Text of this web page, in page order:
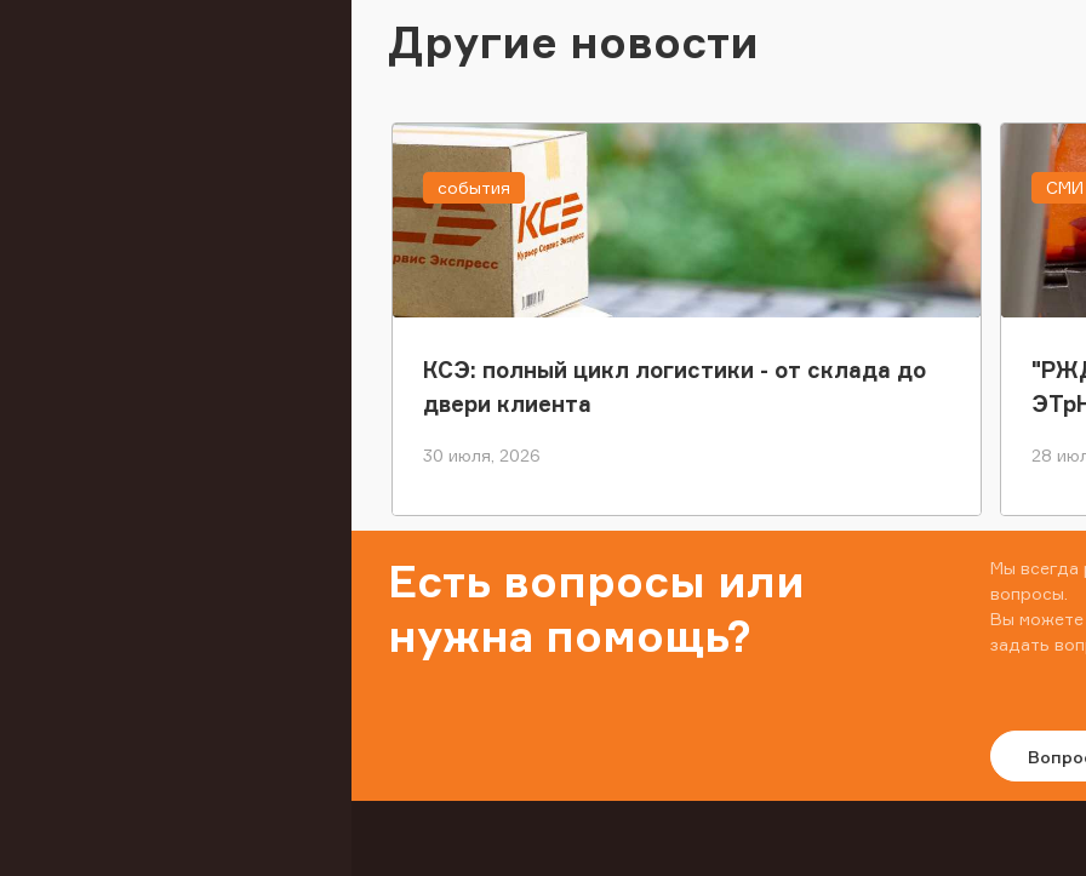
Другие новости
КСЭ: полный цикл логистики - от склада до
двери клиента
30 июля, 2026
события
28
СМИ
Есть вопросы или
нужна помощь?
Мы всегда
вопросы.
Вы можете
задать